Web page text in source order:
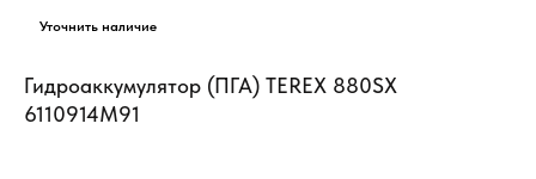
Гидроаккумулятор (ПГА) TEREX 880SX
6110914М91